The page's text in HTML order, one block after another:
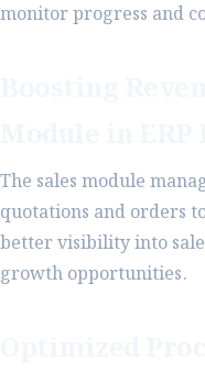
monitor progress and
Boosting
The sales module
quotations and orders
better visibility into
growth opportunities.